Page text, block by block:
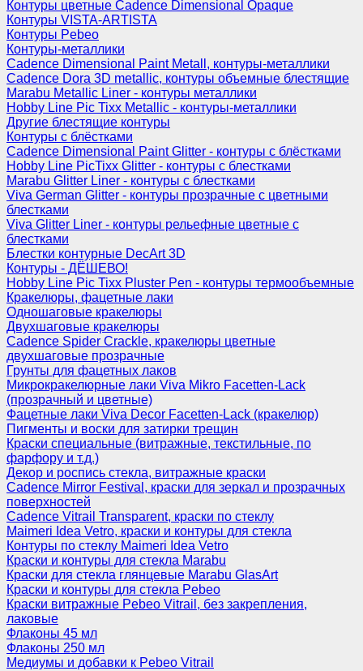
Контуры цветные Cadence Dimensional Opaque
Контуры VISTA-ARTISTA
Контуры Pebeo
Контуры-металлики
Cadence Dimensional Paint Metall, контуры-металлики
Cadence Dora 3D metallic, контуры объемные блестящие
Marabu Metallic Liner - контуры металлики
Hobby Line Pic Tixx Metallic - контуры-металлики
Другие блестящие контуры
Контуры с блёстками
Cadence Dimensional Paint Glitter - контуры с блёстками
Hobby Line PicTixx Glitter - контуры с блестками
Marabu Glitter Liner - контуры с блестками
Viva German Glitter - контуры прозрачные с цветными
блестками
Viva Glitter Liner - контуры рельефные цветные с
блестками
Блестки контурные DecArt 3D
Контуры - ДЁШЕВО!
Hobby Line Pic Tixx Pluster Pen - контуры термообъемные
Кракелюры, фацетные лаки
Одношаговые кракелюры
Двухшаговые кракелюры
Cadence Spider Crackle, кракелюры цветные
двухшаговые прозрачные
Грунты для фацетных лаков
Микрокракелюрные лаки Viva Mikro Facetten-Lack
(прозрачный и цветные)
Фацетные лаки Viva Decor Facetten-Lack (кракелюр)
Пигменты и воски для затирки трещин
Краски специальные (витражные, текстильные, по
фарфору и т.д.)
Декор и роспись стекла, витражные краски
Cadence Mirror Festival, краски для зеркал и прозрачных
поверхностей
Cadence Vitrail Transparent, краски по стеклу
Maimeri Idea Vetro, краски и контуры для стекла
Контуры по стеклу Maimeri Idea Vetro
Краски и контуры для стекла Marabu
Краски для стекла глянцевые Marabu GlasArt
Краски и контуры для стекла Pebeo
Краски витражные Pebeo Vitrail, без закрепления,
лаковые
Флаконы 45 мл
Флаконы 250 мл
Медиумы и добавки к Pebeo Vitrail